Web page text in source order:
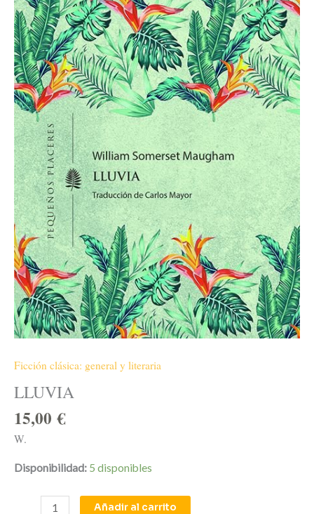
Ficción clásica: general y literaria
LLUVIA
15,00€
W.
Disponibilidad: 5 disponibles
Añadir al carrito